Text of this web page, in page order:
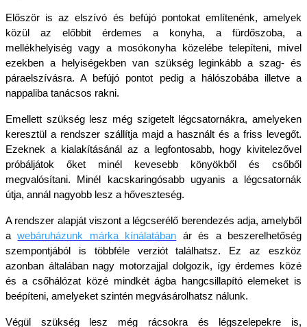
Először is az elszívó és befújó pontokat említenénk, amelyek
közül az előbbit érdemes a konyha, a fürdőszoba, a
mellékhelyiség vagy a mosókonyha közelébe telepíteni, mivel
ezekben a helyiségekben van szükség leginkább a szag- és
páraelszívásra. A befújó pontot pedig a hálószobába illetve a
nappaliba tanácsos rakni.
Emellett szükség lesz még szigetelt légcsatornákra, amelyeken
keresztül a rendszer szállítja majd a használt és a friss levegőt.
Ezeknek a kialakításánál az a legfontosabb, hogy kivitelezővel
próbáljátok őket minél kevesebb könyökből és csőből
megvalósítani. Minél kacskaringósabb ugyanis a légcsatornák
útja, annál nagyobb lesz a hőveszteség.
A rendszer alapját viszont a légcserélő berendezés adja, amelyből
a webáruházunk márka kínálatában ár és a beszerelhetőség
szempontjából is többféle verziót találhatsz. Ez az eszköz
azonban általában nagy motorzajjal dolgozik, így érdemes közé
és a csőhálózat közé mindkét ágba hangcsillapító elemeket is
beépíteni, amelyeket szintén megvásárolhatsz nálunk.
Végül szükség lesz még rácsokra és légszelepekre is,